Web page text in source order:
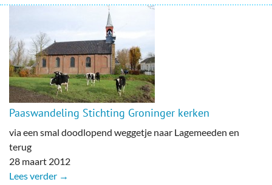
Paaswandeling Stichting Groninger kerken
via een smal doodlopend weggetje naar Lagemeeden en
terug
28 maart 2012
Lees verder →